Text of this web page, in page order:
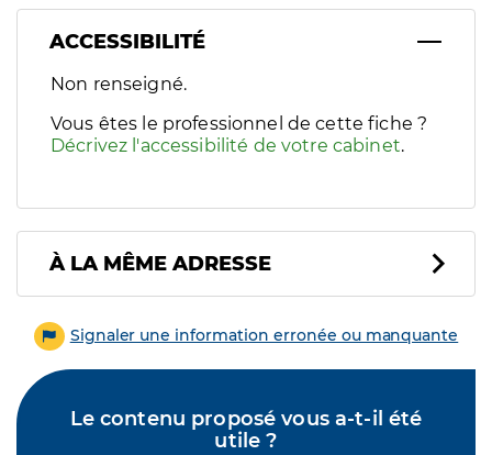
ACCESSIBILITÉ
Filtres
Sélectionnez un ou plusieurs handicaps/besoins
Non renseigné.
Vous êtes le professionnel de cette fiche ?
Décrivez l'accessibilité de votre cabinet.
À LA MÊME ADRESSE
Signaler une information erronée ou manquante
Le contenu proposé vous a-t-il été
utile ?